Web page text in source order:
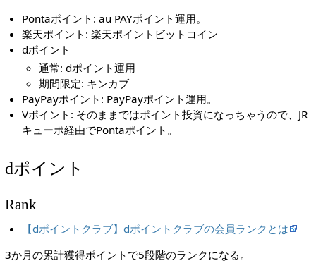
Pontaポイント: au PAYポイント運用。
楽天ポイント: 楽天ポイントビットコイン
dポイント
通常: dポイント運用
期間限定: キンカブ
PayPayポイント: PayPayポイント運用。
Vポイント: そのままではポイント投資になっちゃうので、JR
キューポ経由でPontaポイント。
dポイント
Rank
【dポイントクラブ】dポイントクラブの会員ランクとは
3か月の累計獲得ポイントで5段階のランクになる。